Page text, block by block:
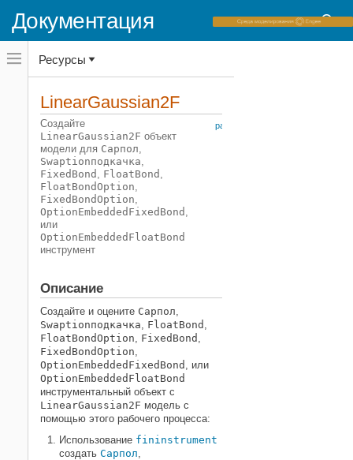
Документация
Переключатель
навигационного
меню
переключатель
навигационного
Financial Instruments Toolbox
Ценовые инструменты процентной
ставки
LinearGaussian2F
НА ЭТОЙ СТРАНИЦЕ
Описание
Создание
Свойства
Больше о
Смотрите также
Ресурсы
LinearGaussian2F
Создайте
LinearGaussian2F объект
модели для Capпол,
Swaptionподкачка,
FixedBond , FloatBond ,
FloatBondOption,
FixedBondOption,
OptionEmbeddedFixedBond ,
или
OptionEmbeddedFloatBond
инструмент
расширьте все на
Описание
Создайте и оцените Capпол,
Swaptionподкачка, FloatBond ,
FloatBondOption, FixedBond ,
FixedBondOption,
OptionEmbeddedFixedBond , или
OptionEmbeddedFloatBond
инструментальный объект с
LinearGaussian2F модель с
помощью этого рабочего процесса:
Использование fininstrument
создать Capпол,